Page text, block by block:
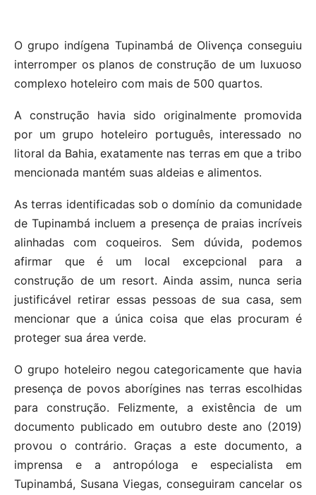
O grupo indígena Tupinambá de Olivença conseguiu
interromper os planos de construção de um luxuoso
complexo hoteleiro com mais de 500 quartos.
A construção havia sido originalmente promovida
por um grupo hoteleiro português, interessado no
litoral da Bahia, exatamente nas terras em que a tribo
mencionada mantém suas aldeias e alimentos.
As terras identificadas sob o domínio da comunidade
de Tupinambá incluem a presença de praias incríveis
alinhadas com coqueiros. Sem dúvida, podemos
afirmar que é um local excepcional para a
construção de um resort. Ainda assim, nunca seria
justificável retirar essas pessoas de sua casa, sem
mencionar que a única coisa que elas procuram é
proteger sua área verde.
O grupo hoteleiro negou categoricamente que havia
presença de povos aborígines nas terras escolhidas
para construção. Felizmente, a existência de um
documento publicado em outubro deste ano (2019)
provou o contrário. Graças a este documento, a
imprensa e a antropóloga e especialista em
Tupinambá, Susana Viegas, conseguiram cancelar os